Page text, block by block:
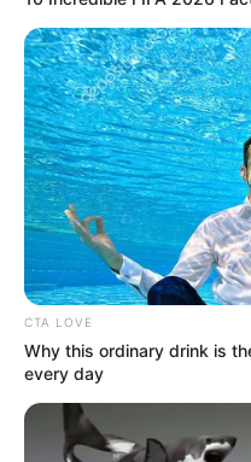
4. Setelah lapisan
kembali direkatkan.
CTA LOVE
Why this ordinary drink is
every day